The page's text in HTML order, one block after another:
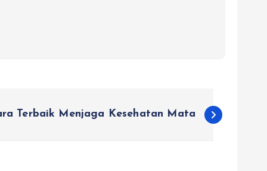
Terbaik Menjaga Kesehatan Mata